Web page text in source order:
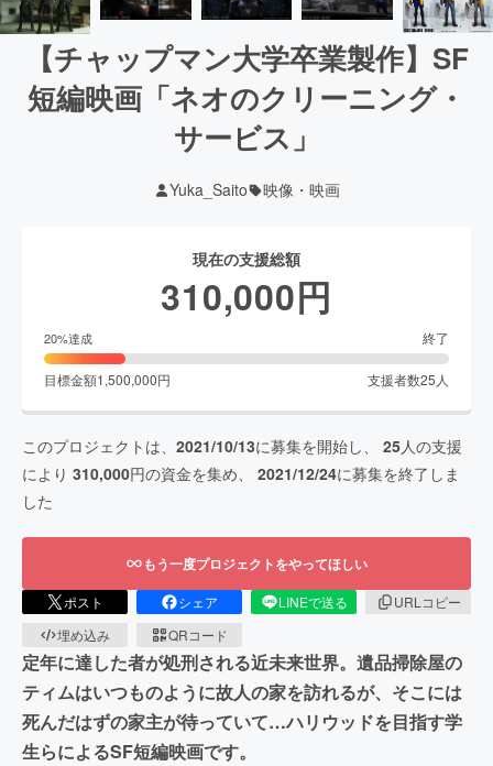
【チャップマン大学卒業製作】SF
短編映画「ネオのクリーニング・
サービス」
Yuka_Saito 映像・映画
現在の支援総額
310,000円
20%達成 終了
目標金額1,500,000円 支援者数25人
このプロジェクトは、 2021/10/13に募集を開始し、 25人の支援
により 310,000円の資金を集め、 2021/12/24に募集を終了しま
した
もう一度プロジェクトをやってほしい
ポスト シェア LINEで送る
URLコピー
埋め込み
QRコード
定年に達した者が処刑される近未来世界。遺品掃除屋の
ティムはいつものように故人の家を訪れるが、そこには
死んだはずの家主が待っていて…ハリウッドを目指す学
生らによるSF短編映画です。